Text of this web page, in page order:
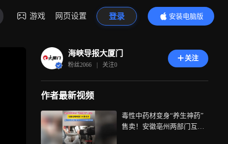
游戏 网页设置 登录
安装电脑版
内容更精彩
海峡导报大厦门
粉丝2066 | 关注0
关注
作者最新视频
毒性中药材变身“养生神药”
售卖！安徽亳州两部门互推